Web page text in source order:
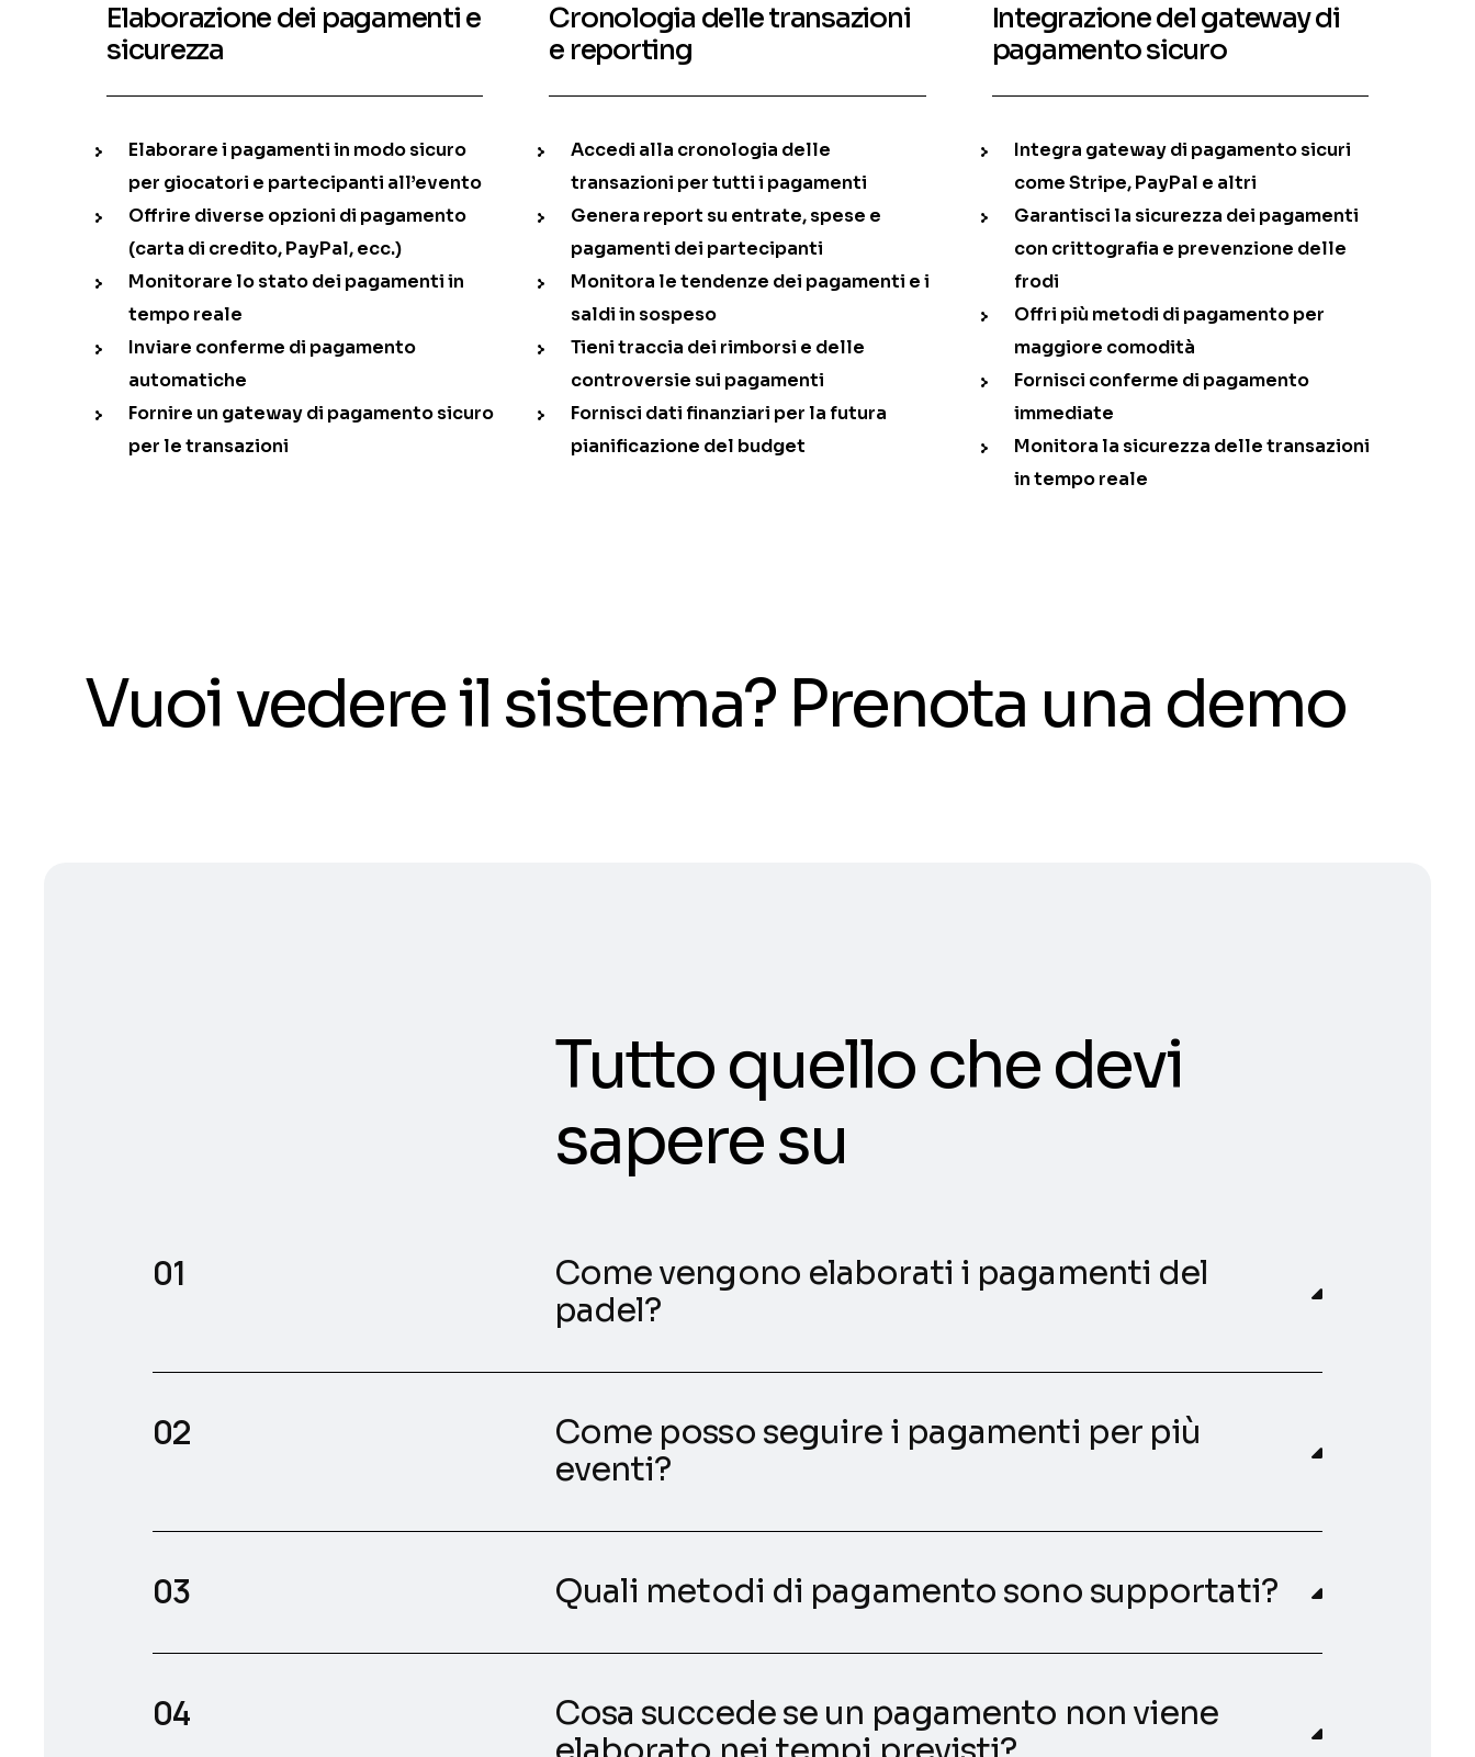
Elaborazione dei pagamenti e
sicurezza
Elaborare i pagamenti in modo sicuro
per giocatori e partecipanti all’evento
Offrire diverse opzioni di pagamento
(carta di credito, PayPal, ecc.)
Monitorare lo stato dei pagamenti in
tempo reale
Inviare conferme di pagamento
automatiche
Fornire un gateway di pagamento sicuro
per le transazioni
Cronologia delle transazioni
e reporting
Accedi alla cronologia delle
transazioni per tutti i pagamenti
Genera report su entrate, spese e
pagamenti dei partecipanti
Monitora le tendenze dei pagamenti e i
saldi in sospeso
Tieni traccia dei rimborsi e delle
controversie sui pagamenti
Fornisci dati finanziari per la futura
pianificazione del budget
Integrazione del gateway di
pagamento sicuro
Integra gateway di pagamento sicuri
come Stripe, PayPal e altri
Garantisci la sicurezza dei pagamenti
con crittografia e prevenzione delle
frodi
Offri più metodi di pagamento per
maggiore comodità
Fornisci conferme di pagamento
immediate
Monitora la sicurezza delle transazioni
in tempo reale
Vuoi vedere il sistema? Prenota una demo
Tutto quello che devi
sapere su
Come vengono elaborati i pagamenti del
padel?
Come posso seguire i pagamenti per più
eventi?
Quali metodi di pagamento sono supportati?
Cosa succede se un pagamento non viene